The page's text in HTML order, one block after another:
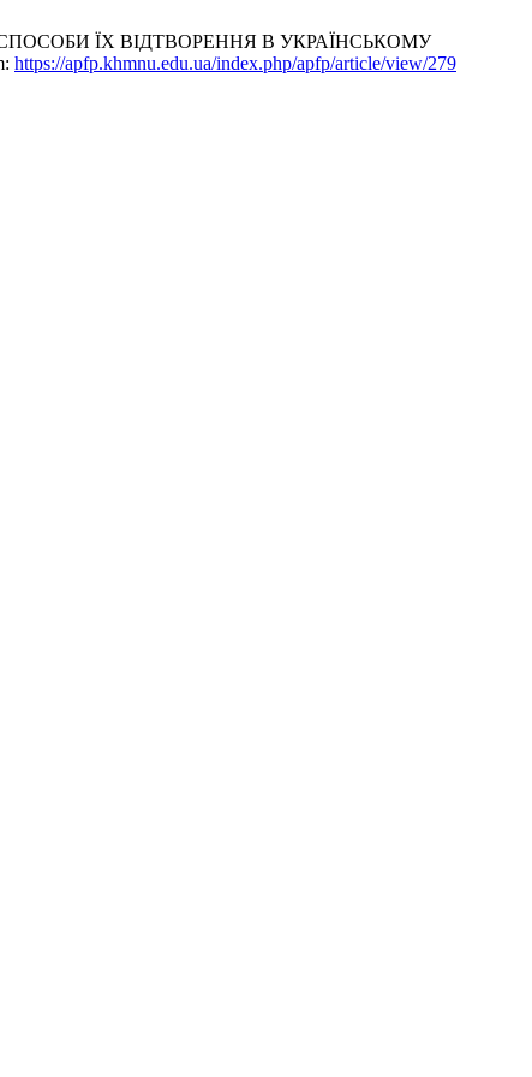
ЇХ ВІДТВОРЕННЯ В УКРАЇНСЬКОМУ
https://apfp.khmnu.edu.ua/index.php/apfp/article/view/279